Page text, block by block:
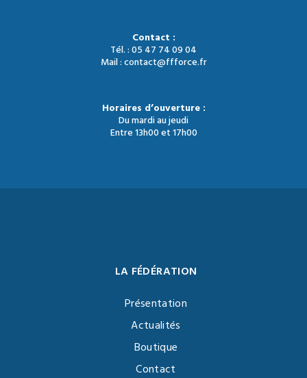
Contact :
Tél. : 05 47 74 09 04
Mail : contact@ffforce.fr
Horaires d’ouverture :
Du mardi au jeudi
Entre 13h00 et 17h00
LA FÉDÉRATION
Présentation
Actualités
Boutique
Contact